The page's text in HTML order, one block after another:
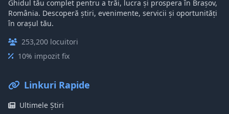
Ghidul tău complet pentru a trăi, lucra și prospera în Brașov,
România. Descoperă știri, evenimente, servicii și oportunități
în orașul tău.
253,200 locuitori
10% impozit fix
Linkuri Rapide
Ultimele Știri